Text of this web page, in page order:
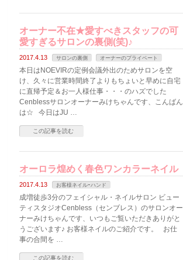
オーナー不在★愛すべきスタッフの可
愛すぎるサロンの裏側(笑)♪
2017.4.13 サロンの裏側 オーナーのプライベート
本日はNOEVIRの定例会議外出のためサロンを空
け、久々に営業時間終了よりもちょいと早めに自宅
に直帰予定＆お一人様仕事・・・のハズでした
Cenblessサロンオーナーみけちゃんです、こんばん
は☆ 今日はJU …
この記事を読む
オーロラ煌めく春色ワンカラーネイル
2017.4.13 お客様ネイルｰハンド
成増徒歩3分のフェイシャル・ネイルサロン ビュー
ティスタジオCenbless（センブレス）のサロンオー
ナーみけちゃんです、いつもご覧いただきありがと
うございます♪ お客様ネイルのご紹介です。 お仕
事の合間を …
この記事を読む